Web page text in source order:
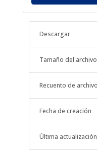
Descargar
Tamaño del archivo
Recuento de
Fecha de creación
Última actualización